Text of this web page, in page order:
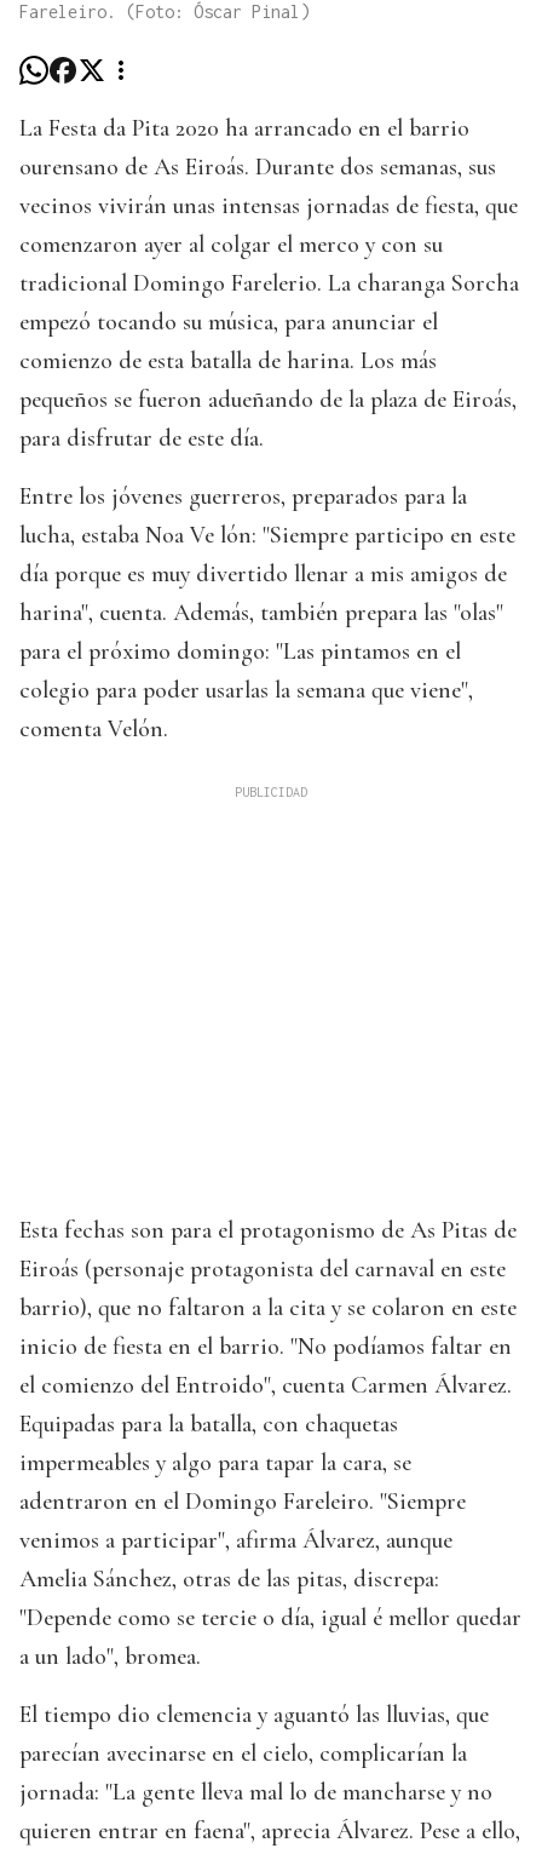
Fareleiro. (Foto: Óscar Pinal)
La Festa da Pita 2020 ha arrancado en el barrio
ourensano de As Eiroás. Durante dos semanas, sus
vecinos vivirán unas intensas jornadas de fiesta, que
comenzaron ayer al colgar el merco y con su
tradicional Domingo Farelerio. La charanga Sorcha
empezó tocando su música, para anunciar el
comienzo de esta batalla de harina. Los más
pequeños se fueron adueñando de la plaza de Eiroás,
para disfrutar de este día.
Entre los jóvenes guerreros, preparados para la
lucha, estaba Noa Ve lón: "Siempre participo en este
día porque es muy divertido llenar a mis amigos de
harina", cuenta. Además, también prepara las "olas"
para el próximo domingo: "Las pintamos en el
colegio para poder usarlas la semana que viene",
comenta Velón.
Esta fechas son para el protagonismo de As Pitas de
Eiroás (personaje protagonista del carnaval en este
barrio), que no faltaron a la cita y se colaron en este
inicio de fiesta en el barrio. "No podíamos faltar en
el comienzo del Entroido", cuenta Carmen Álvarez.
Equipadas para la batalla, con chaquetas
impermeables y algo para tapar la cara, se
adentraron en el Domingo Fareleiro. "Siempre
venimos a participar", afirma Álvarez, aunque
Amelia Sánchez, otras de las pitas, discrepa:
"Depende como se tercie o día, igual é mellor quedar
a un lado", bromea.
El tiempo dio clemencia y aguantó las lluvias, que
parecían avecinarse en el cielo, complicarían la
jornada: "La gente lleva mal lo de mancharse y no
quieren entrar en faena", aprecia Álvarez. Pese a ello,